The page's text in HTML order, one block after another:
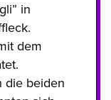
in
dem
die beiden